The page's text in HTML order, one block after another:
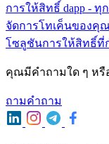
การให้สิทธิ์ dapp -
จัดการโทเค็นของคุ
โซลูชันการให้สิทธิ์ที่
คุณมีคําถามใด ๆ หรื
ถามคําถาม